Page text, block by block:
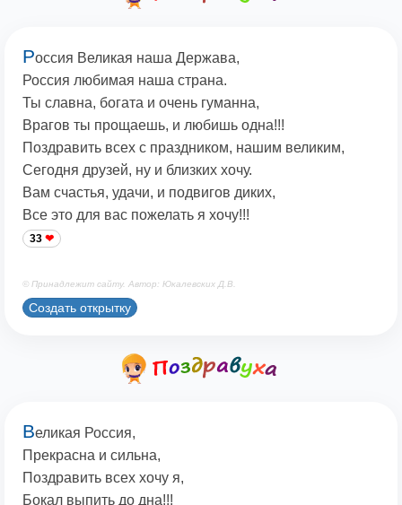
Россия Великая наша Держава,
Россия любимая наша страна.
Ты славна, богата и очень гуманна,
Врагов ты прощаешь, и любишь одна!!!
Поздравить всех с праздником, нашим великим,
Сегодня друзей, ну и близких хочу.
Вам счастья, удачи, и подвигов диких,
Все это для вас пожелать я хочу!!!
33
© Принадлежит сайту. Автор: Юкалевских Д.В.
Создать открытку
Великая Россия,
Прекрасна и сильна,
Поздравить всех хочу я,
Бокал выпить до дна!!!